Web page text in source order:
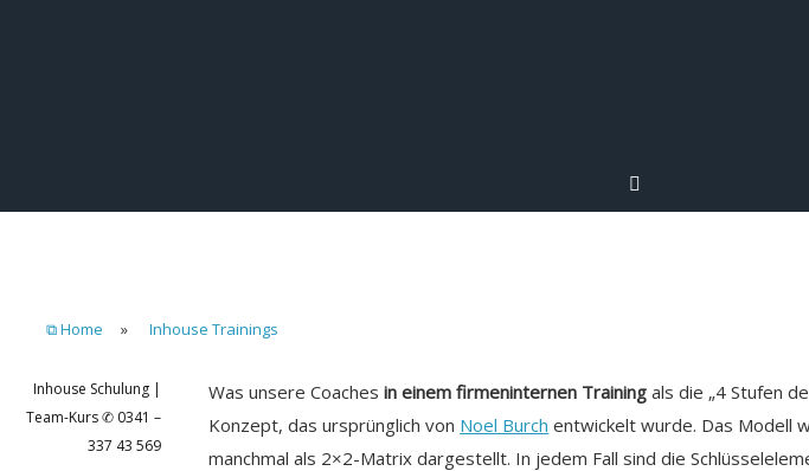
⧉ Home » Inhouse Trainings
Inhouse Schulung |
Team-Kurs ✆ 0341 –
337 43 569
Was unsere Coachesin einem firmeninternen Training als die „4 Stufen
Konzept, das ursprünglich von Noel Burch entwickelt wurde. Das Modell
manchmal als 2×2-Matrix dargestellt. In jedem Fall sind die